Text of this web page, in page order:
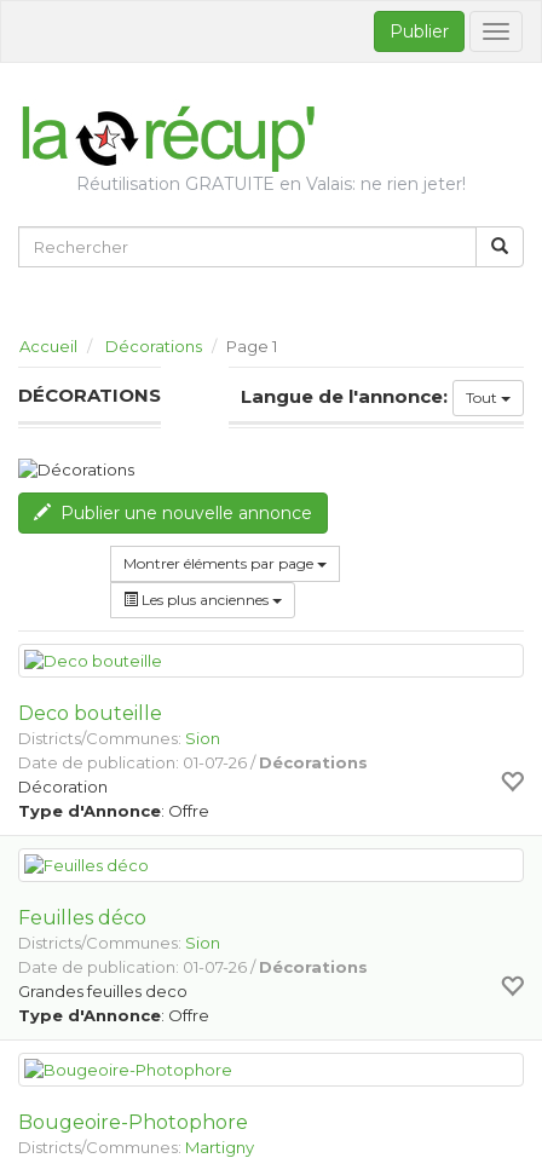
Publier
Réutilisation GRATUITE en Valais: ne rien jeter!
Accueil Décorations Page 1
DÉCORATIONS Langue de l'annonce: Tout
Publier une nouvelle annonce
Montrer éléments par page
Les plus anciennes
Deco bouteille
Districts/Communes: Sion
Date de publication: 01-07-26 /Décorations
Décoration
Type d'Annonce: Offre
Feuilles déco
Districts/Communes: Sion
Date de publication: 01-07-26 /Décorations
Grandes feuilles deco
Type d'Annonce: Offre
Bougeoire-Photophore
Districts/Communes: Martigny